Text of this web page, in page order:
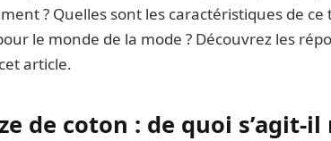
? Quelles sont les caractéristiques de ce
le monde de la mode ? Découvrez les
article.
de coton : de quoi s’agit-